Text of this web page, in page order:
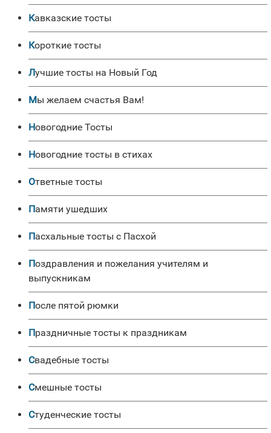
Кавказские тосты
Короткие тосты
Лучшие тосты на Новый Год
Мы желаем счастья Вам!
Новогодние Тосты
Новогодние тосты в стихах
Ответные тосты
Памяти ушедших
Пасхальные тосты с Пасхой
Поздравления и пожелания учителям и
выпускникам
После пятой рюмки
Праздничные тосты к праздникам
Свадебные тосты
Смешные тосты
Студенческие тосты